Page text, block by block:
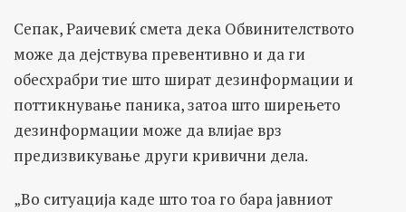
Сепак, Раичевиќ смета дека Обвинителството
може да дејствува превентивно и да ги
обесхрабри тие што шират дезинформации и
поттикнување паника, затоа што ширењето
дезинформации може да влијае врз
предизвикување други кривични дела.
„Во ситуација каде што тоа го бара јавниот